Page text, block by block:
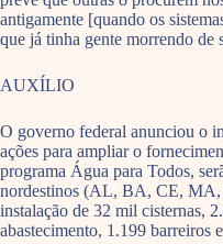
antigamente [quando os
que já tinha gente morrendo de
AUXÍLIO
O governo federal anunciou o
ações para ampliar o
programa Água para Todos,
nordestinos (AL, BA, CE,
instalação de 32 mil cisternas,
abastecimento, 1.199 barreiros